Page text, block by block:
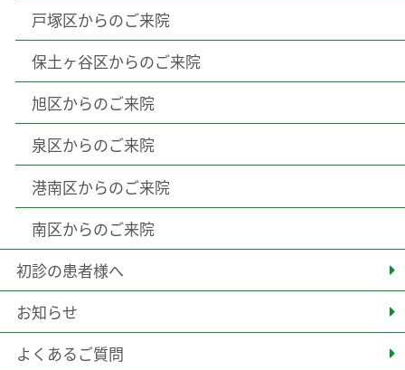
戸塚区からのご来院
保土ヶ谷区からのご来院
旭区からのご来院
泉区からのご来院
港南区からのご来院
南区からのご来院
初診の患者様へ
お知らせ
よくあるご質問